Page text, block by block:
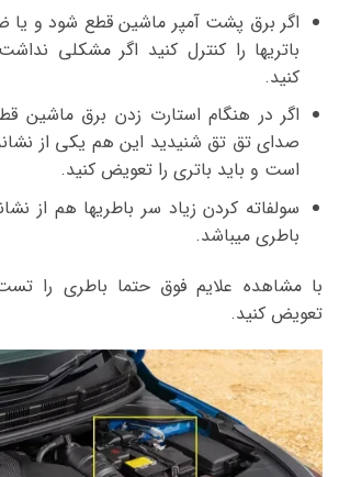
اگر برق پشت آمپر ماشین قطع شود و یا
باتریها را کنترل کنید اگر مشکلی
کنید.
اگر در هنگام استارت زدن برق ماشین
صدای تق تق شنیدید این هم یکی از
است و باید باتری را تعویض کنید.
سولفاته کردن زیاد سر باطریها هم از
باطری میباشد.
با مشاهده علایم فوق حتما باطری را
تعویض کنید.